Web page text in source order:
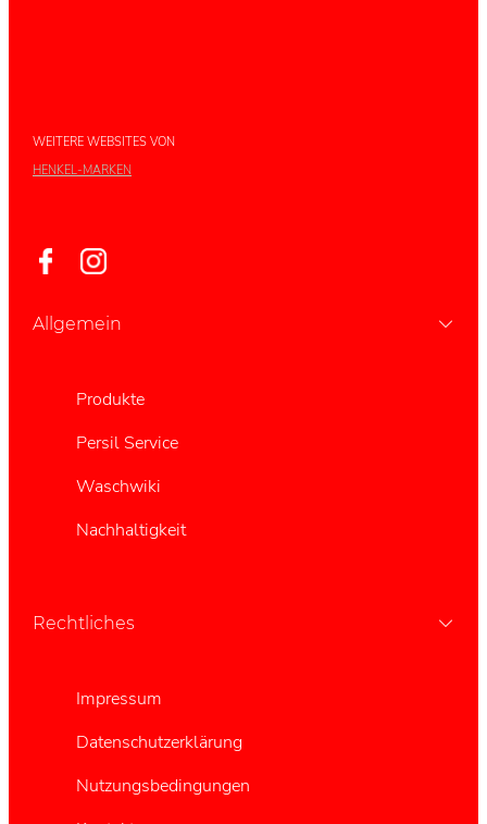
WEITERE WEBSITES VON
HENKEL-MARKEN
Allgemein
Produkte
Persil Service
Waschwiki
Nachhaltigkeit
Rechtliches
Impressum
Datenschutzerklärung
Nutzungsbedingungen